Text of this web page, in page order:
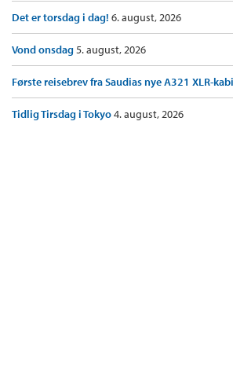
Det er torsdag i dag! 6. august, 2026
Vond onsdag5. august, 2026
Første reisebrev fra Saudias nye A321 XLR-
Tidlig Tirsdag i Tokyo4. august, 2026